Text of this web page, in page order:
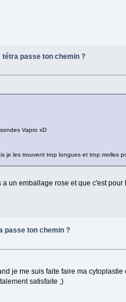
tétra passe ton chemin ?
Vapro xD
je les trouvent trop longues et trop molles
un emballage rose et que c'est
passe ton chemin ?
je me suis faite faire ma
satisfaite ;)